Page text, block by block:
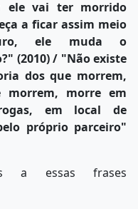
ele vai ter morrido
a ficar assim meio
ele muda o
(2010) / "Não existe
dos que morrem,
morrem, morre em
em local de
próprio parceiro"
a essas frases